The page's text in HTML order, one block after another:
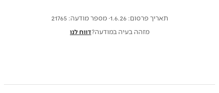
תאריך פרסום: 1.6.26 · מספר מודעה:21765
מזהה בעיה במודעה?דווח לנו